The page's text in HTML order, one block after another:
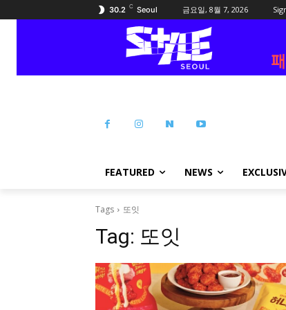
30.2 C Seoul 금요일, 8월 7, 2026
FEATURED NEWS
Tags 또잇
Tag: 또잇